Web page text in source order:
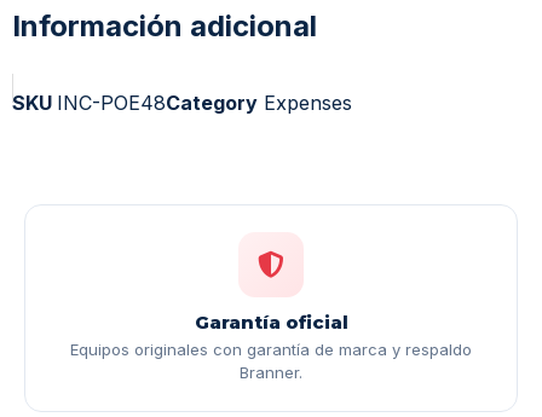
Información adicional
SKU INC-POE48Category Expenses
Garantía oficial
Equipos originales con garantía de marca y respaldo
Branner.